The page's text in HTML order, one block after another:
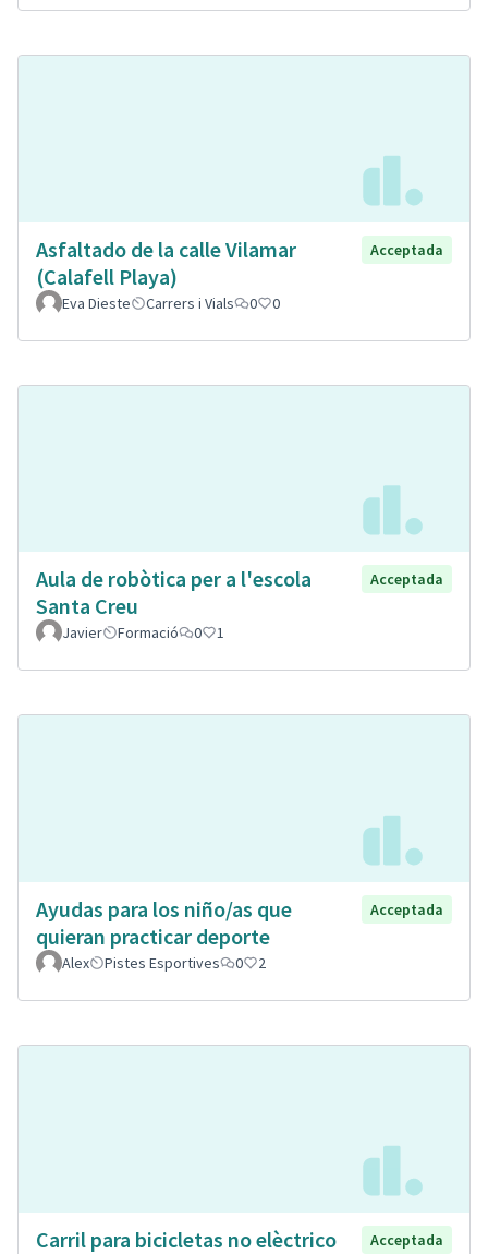
Asfaltado de la calle Vilamar
(Calafell Playa)
Acceptada
Eva Dieste Carrers i Vials 0 0
Aula de robòtica per a l'escola
Santa Creu
Acceptada
Javier Formació 0 1
Ayudas para los niño/as que
quieran practicar deporte
Acceptada
Alex Pistes Esportives 0 2
Carril para bicicletas no elèctrico
Acceptada